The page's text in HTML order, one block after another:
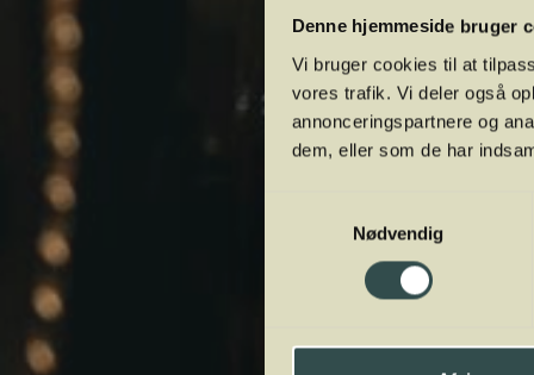
Denne hjemmeside bruger
Vi bruger cookies til at
vores trafik. Vi deler også
annonceringspartnere og
dem, eller som de har
Nødvendig